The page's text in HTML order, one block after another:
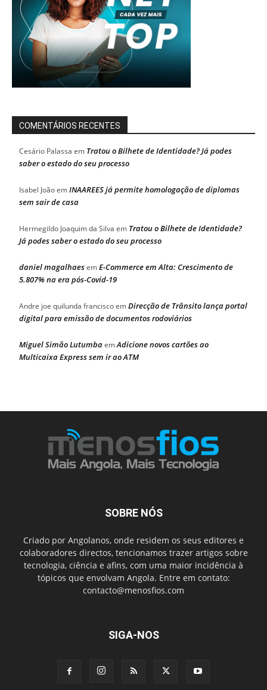
COMENTÁRIOS RECENTES
Cesário Palassa em Tratou o Bilhete de Identidade? Já podes
saber o estado do seu processo
Isabel JoãoemINAAREES já permite homologação de diplomas
sem sair de casa
Hermegildo Joaquim da Silva em Tratou o Bilhete de Identidade?
Já podes saber o estado do seu processo
daniel magalhaesemE-Commerce em Alta: Crescimento de
5.807% na era pós-Covid-19
Andre joe quilunda franciscoemDirecção de Trânsito lança portal
digital para emissão de documentos rodoviários
Miguel Simão LutumbaemAdicione novos cartões ao
Multicaixa Express sem ir ao ATM
SOBRE NÓS
Criado por Angolanos, onde residem os seus editores e
colaboradores directos, tencionamos trazer artigos sobre
tecnologia, ciência e afins, com uma maior incidência à
tópicos que envolvam Angola. Entre em contato:
contacto@menosfios.com
SIGA-NOS